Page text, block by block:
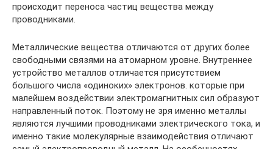
происходит переноса частиц вещества между
проводниками.
Металлические вещества отличаются от других более
свободными связями на атомарном уровне. Внутреннее
устройство металлов отличается присутствием
большого числа «одиноких» электронов. которые при
малейшем воздействии электромагнитных сил образуют
направленный поток. Поэтому не зря именно металлы
являются лучшими проводниками электрического тока, и
именно такие молекулярные взаимодействия отличают